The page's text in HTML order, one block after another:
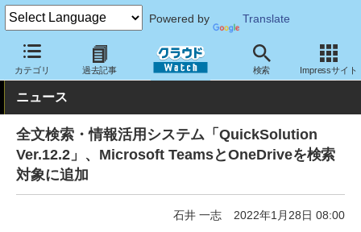
Powered by Translate
カテゴリ 過去記事 検索 Impressサイト
クラウド Watch サービス・ソフト ソフトウェア その他
ニュース
全文検索・情報活用システム「QuickSolution
Ver.12.2」、Microsoft TeamsとOneDriveを検索
対象に追加
石井 一志 2022年1月28日 08:00